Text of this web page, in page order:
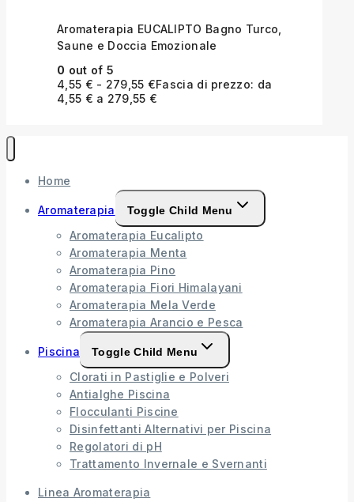
Aromaterapia EUCALIPTO Bagno Turco,
Saune e Doccia Emozionale
0 out of 5
4,55 € - 279,55 €Fascia di prezzo: da
4,55 € a 279,55 €
Home
Aromaterapia Toggle Child Menu
Aromaterapia Eucalipto
Aromaterapia Menta
Aromaterapia Pino
Aromaterapia Fiori Himalayani
Aromaterapia Mela Verde
Aromaterapia Arancio e Pesca
Piscina Toggle Child Menu
Clorati in Pastiglie e Polveri
Antialghe Piscina
Flocculanti Piscine
Disinfettanti Alternativi per Piscina
Regolatori di pH
Trattamento Invernale e Svernanti
Linea Aromaterapia